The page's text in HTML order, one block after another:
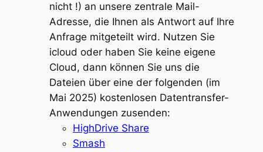
nicht !) an unsere zentrale Mail-
Adresse, die Ihnen als Antwort auf Ihre
Anfrage mitgeteilt wird. Nutzen Sie
icloud oder haben Sie keine eigene
Cloud, dann können Sie uns die
Dateien über eine der folgenden (im
Mai 2025) kostenlosen Datentransfer-
Anwendungen zusenden:
HighDrive Share
Smash